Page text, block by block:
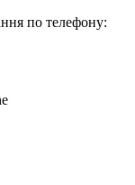
по телефону: